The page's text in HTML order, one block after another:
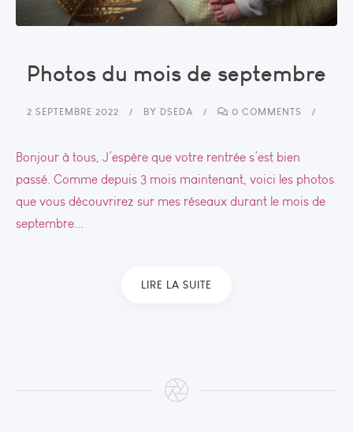
Photos du mois de septembre
2 SEPTEMBRE 2022 BY DSEDA 0 COMMENTS
Bonjour à tous, J’espère que votre rentrée s’est bien
passé. Comme depuis 3 mois maintenant, voici les photos
que vous découvrirez sur mes réseaux durant le mois de
septembre...
LIRE LA SUITE